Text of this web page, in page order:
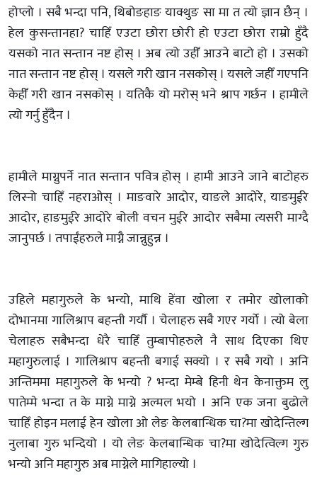
होप्लो । सबै भन्दा पनि, थिबोङहाङ याक्थुङ सा मा त त्यो ज्ञान छैन् ।
हेल कुसन्तानहा? चाहिँ एउटा छोरा छोरी हो एउटा छोरा राम्रो हुँदै
यसको नात सन्तान नष्ट होस् । अब त्यो उहीँ आउने बाटो हो । उसको
नात सन्तान नष्ट होस् । यसले गरी खान नसकोस् । यसले जहीँ गएपनि
केहीँ गरी खान नसकोस् । यतिकै यो मरोस् भने श्राप गर्छन । हामीले
त्यो गर्नु हुँदैन ।
हामीले माग्नुपर्ने नात सन्तान पवित्र होस् । हामी आउने जाने बाटोहरु
लिस्नो चाहिँ नहराओस् । माङवारे आदोर, याङले आदोरे, याङमुईरे
आदोर, हाङमुईरे आदोरे बोली वचन मुईरे आदोर सबैमा त्यसरी माग्दै
जानुपर्छ । तपाईंहरुले माग्नै जान्नुहुन्न ।
उहिले महागुरुले के भन्यो, माथि हेंवा खोला र तमोर खोलाको
दोभानमा गालिश्राप बहन्ती गर्यौ । चेलाहरु सबै गएर गर्यो । त्यो बेला
चेलाहरु सबैभन्दा धेरै चाहिँ तुम्बापोहरुले नै साथ दिएका थिए
महागुरुलाई । गालिश्राप बहन्ती बगाई सक्यो । र सबै गयो । अनि
अन्तिममा महागुरुले के भन्यो ? भन्दा मेम्बे हिनी थेन केनाक्तुम लु
पातेम्मे भन्दा त के माग्ने माग्ने अल्मल भयो । अनि एक जना बुढोले
चाहिँ होइन मलाई हेन खोला ओ लेङ केलबान्धिक चा?मा खोदेन्तिल्ग
नुलाबा गुरु भन्दियो । यो लेङ केलबान्धिक चा?मा खोदेत्विल्ग गुरु
भन्यो अनि महागुरु अब माग्नेले मागिहाल्यो ।